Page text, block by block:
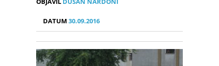
OBJAVIL DUŠAN NARDONI
DATUM30.09.2016